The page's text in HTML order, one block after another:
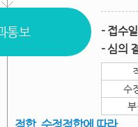
통보
- 접수
- 심의
수